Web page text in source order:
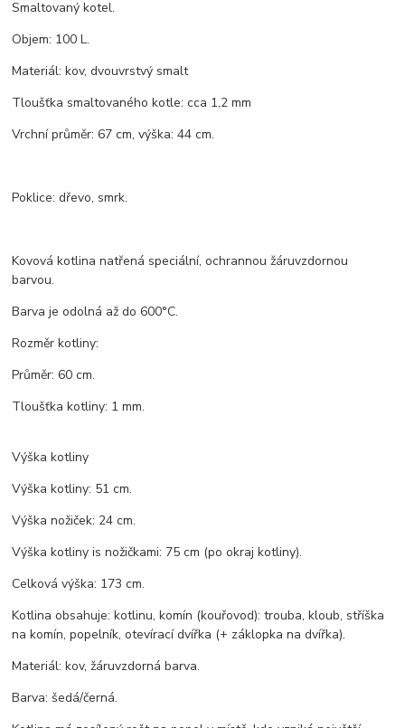
Smaltovaný kotel.
Objem: 100 L.
Materiál: kov, dvouvrstvý smalt
Tloušťka smaltovaného kotle: cca 1,2 mm
Vrchní průměr: 67 cm, výška: 44 cm.
Poklice: dřevo, smrk.
Kovová kotlina natřená speciální, ochrannou žáruvzdornou
barvou.
Barva je odolná až do 600°C.
Rozměr kotliny:
Průměr: 60 cm.
Tloušťka kotliny: 1 mm.
Výška kotliny
Výška kotliny: 51 cm.
Výška nožiček: 24 cm.
Výška kotliny is nožičkami: 75 cm (po okraj kotliny).
Celková výška: 173 cm.
Kotlina obsahuje: kotlinu, komín (kouřovod): trouba, kloub, stříška
na komín, popelník, otevírací dvířka (+ záklopka na dvířka).
Materiál: kov, žáruvzdorná barva.
Barva: šedá/černá.